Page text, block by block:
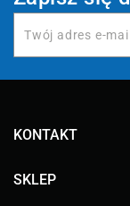
KONTAKT
SKLEP